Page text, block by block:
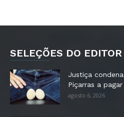
SELEÇÕES DO EDITOR
Justiça
Piçarras a
agosto 6, 2026